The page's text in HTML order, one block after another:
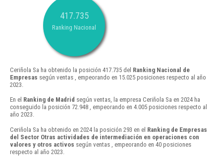
417.735
Ranking Nacional
Ceriñola Sa ha obtenido la posición 417.735 del Ranking Nacional de
Empresas según ventas , empeorando en 15.025 posiciones respecto al año
2023.
En el Ranking de Madrid según ventas, la empresa Ceriñola Sa en 2024 ha
conseguido la posición 72.948 , empeorando en 4.005 posiciones respecto al
año 2023.
Ceriñola Sa ha obtenido en 2024 la posición 293 en el Ranking de Empresas
del Sector Otras actividades de intermediación en operaciones con
valores y otros activos según ventas , empeorando en 40 posiciones
respecto al año 2023.